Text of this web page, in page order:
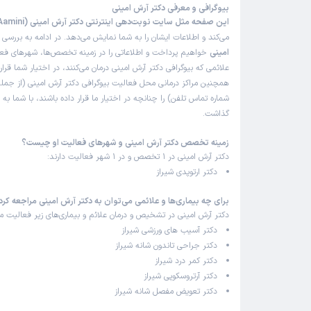
علت مراجعه: محدودیت حرکت مفاصل (مانند شانه منجمد)
کاربر دکترتو (
1405/04/20
)
این پزشک را پیشنهاد میکنم
دکتر بسیار با آرامش و متانت مشکل مرا بررسی و در مورد
توجه به سی‌دی که همراهم بود کامل توضیح دادن. از
توضیحات ایشان کمال تشکر را دارم.
علت مراجعه: آرتروز و ساییدگی مفاصل
رحیم (
1405/04/17
)
این پزشک را پیشنهاد میکنم
بیوگرافی و معرفی دکتر آرش امینی
این صفحه مثل سایت نوبت‌دهی اینترنتی دکتر آرش امینی (Dr Arash Aamini)
می‌کند و اطلاعات ایشان را به شما نمایش می‌دهد. در ادامه به بررسی
امینی خواهیم پرداخت و اطلاعاتی را در زمینه تخصص‌ها، شهرهای
علائمی که بیوگرافی دکتر آرش امینی درمان می‌کنند، در اختیار شما
همچنین مراکز درمانی محل فعالیت بیوگرافی دکتر آرش امینی (از
شماره تماس تلفن) را چنانچه در اختیار ما قرار داده باشند، با شما
گذاشت.
زمینه تخصص دکتر آرش امینی و شهرهای فعالیت او چیست؟
دکتر آرش امینی در 1 تخصص و در 1 شهر فعالیت دارند:
دکتر ارتوپدی شیراز
برای چه بیماری‌ها و علائمی می‌توان به دکتر آرش امینی مراجعه
دکتر آرش امینی در تشخیص و درمان علائم و بیماری‌های زیر فعالیت
دکتر آسیب های ورزشی شیراز
دکتر جراحی تاندون شانه شیراز
دکتر کمر درد شیراز
دکتر آرتروسکوپی شیراز
دکتر تعویض مفصل شانه شیراز